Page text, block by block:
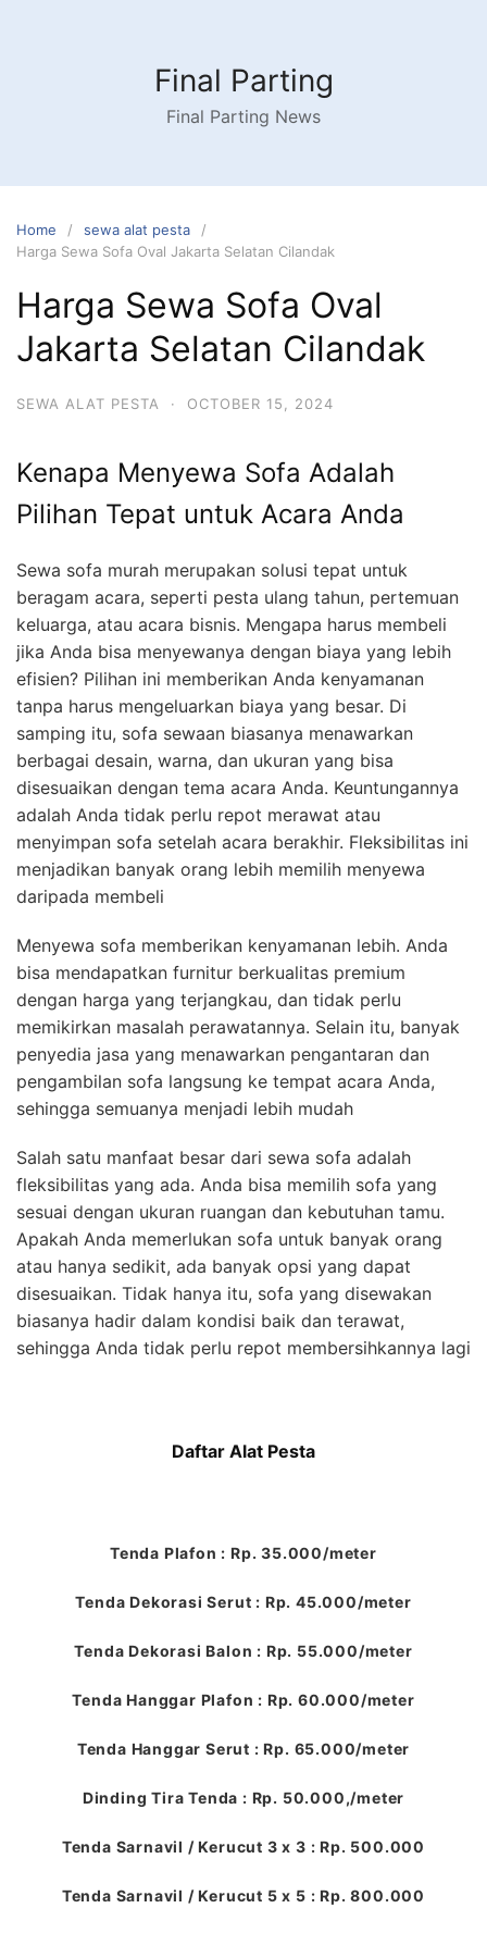
Final Parting
Final Parting News
Home
sewa alat pesta
Harga Sewa Sofa Oval Jakarta Selatan Cilandak
Harga Sewa Sofa Oval
Jakarta Selatan Cilandak
SEWA ALAT PESTA · OCTOBER 15, 2024
Kenapa Menyewa Sofa Adalah
Pilihan Tepat untuk Acara Anda
Sewa sofa murah merupakan solusi tepat untuk
beragam acara, seperti pesta ulang tahun, pertemuan
keluarga, atau acara bisnis. Mengapa harus membeli
jika Anda bisa menyewanya dengan biaya yang lebih
efisien? Pilihan ini memberikan Anda kenyamanan
tanpa harus mengeluarkan biaya yang besar. Di
samping itu, sofa sewaan biasanya menawarkan
berbagai desain, warna, dan ukuran yang bisa
disesuaikan dengan tema acara Anda. Keuntungannya
adalah Anda tidak perlu repot merawat atau
menyimpan sofa setelah acara berakhir. Fleksibilitas ini
menjadikan banyak orang lebih memilih menyewa
daripada membeli
Menyewa sofa memberikan kenyamanan lebih. Anda
bisa mendapatkan furnitur berkualitas premium
dengan harga yang terjangkau, dan tidak perlu
memikirkan masalah perawatannya. Selain itu, banyak
penyedia jasa yang menawarkan pengantaran dan
pengambilan sofa langsung ke tempat acara Anda,
sehingga semuanya menjadi lebih mudah
Salah satu manfaat besar dari sewa sofa adalah
fleksibilitas yang ada. Anda bisa memilih sofa yang
sesuai dengan ukuran ruangan dan kebutuhan tamu.
Apakah Anda memerlukan sofa untuk banyak orang
atau hanya sedikit, ada banyak opsi yang dapat
disesuaikan. Tidak hanya itu, sofa yang disewakan
biasanya hadir dalam kondisi baik dan terawat,
sehingga Anda tidak perlu repot membersihkannya lagi
Daftar Alat Pesta
Tenda Plafon : Rp. 35.000/meter
Tenda Dekorasi Serut : Rp. 45.000/meter
Tenda Dekorasi Balon : Rp. 55.000/meter
Tenda Hanggar Plafon : Rp. 60.000/meter
Tenda Hanggar Serut : Rp. 65.000/meter
Dinding Tira Tenda : Rp. 50.000,/meter
Tenda Sarnavil / Kerucut 3 x 3 : Rp. 500.000
Tenda Sarnavil / Kerucut 5 x 5 : Rp. 800.000